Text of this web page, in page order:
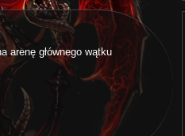
arenę głównego wątku